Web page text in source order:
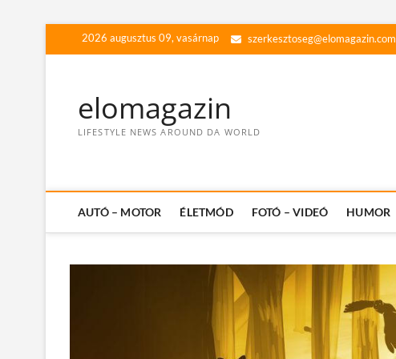
2026 augusztus 09, vasárnap szerkesztoseg@elomagazin.com
elomagazin
LIFESTYLE NEWS AROUND DA WORLD
AUTÓ – MOTOR ÉLETMÓD FOTÓ – VIDEÓ HUMOR